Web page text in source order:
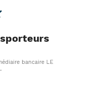
bancaire LE